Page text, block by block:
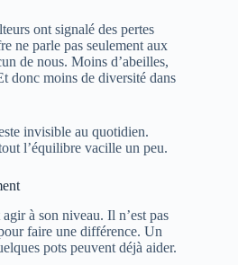
ont signalé des pertes
ne parle pas seulement aux
de nous. Moins d’abeilles,
donc moins de diversité dans
invisible au quotidien.
l’équilibre vacille un peu.
à son niveau. Il n’est pas
faire une différence. Un
pots peuvent déjà aider.